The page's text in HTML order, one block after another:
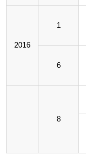
2016
1
6
8